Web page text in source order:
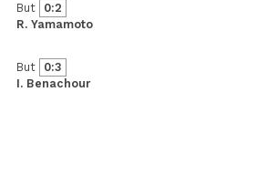
But
0:2
R. Yamamoto
But
0:3
I. Benachour